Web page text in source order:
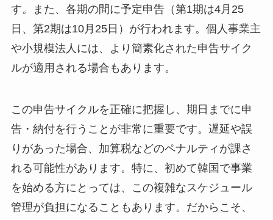
す。また、各期の間に予定申告（第1期は4月25
日、第2期は10月25日）が行われます。個人事業主
や小規模法人には、より簡素化された申告サイク
ルが適用される場合もあります。
この申告サイクルを正確に把握し、期日までに申
告・納付を行うことが非常に重要です。遅延や誤
りがあった場合、加算税などのペナルティが課さ
れる可能性があります。特に、初めて韓国で事業
を始める方にとっては、この複雑なスケジュール
管理が負担になることもあります。だからこそ、